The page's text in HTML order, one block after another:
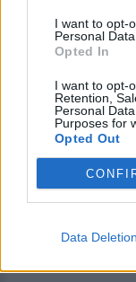
I want to opt-
Personal
Opted In
I want to opt-
Retention,
Personal
Purposes for
Opted Out
Data Deletion
ανακρίτρια